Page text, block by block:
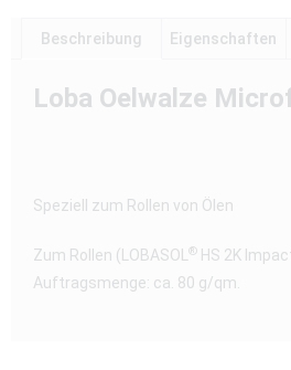
Beschreibung Eigenschaften
Loba Oelwalze
Speziell zum Rollen von Ölen
Zum Rollen (LOBASOL® HS 2K
Auftragsmenge: ca. 80 g/qm.